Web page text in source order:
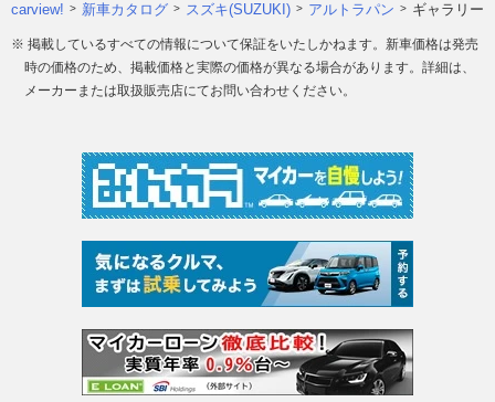
carview! 新車カタログ スズキ(SUZUKI) アルトラパン ギャラリー
※ 掲載しているすべての情報について保証をいたしかねます。新車価格は発売
時の価格のため、掲載価格と実際の価格が異なる場合があります。詳細は、
メーカーまたは取扱販売店にてお問い合わせください。